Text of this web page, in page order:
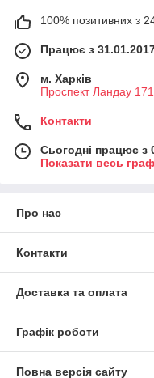
100% позитивних з 24
Працює з
м. Харків
Проспект Ландау
Контакти
Сьогодні працює з
Показати весь
Про нас
Контакти
Доставка та оплата
Графік роботи
Повна версія сайту